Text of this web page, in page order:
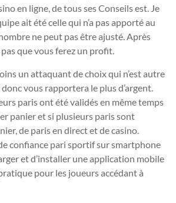
en ligne, de tous ses Conseils est. Je
ait été celle qui n’a pas apporté au
ne peut pas être ajusté. Après
que vous ferez un profit.
un attaquant de choix qui n’est autre
donc vous rapportera le plus d’argent.
paris ont été validés en même temps
panier et si plusieurs paris sont
de paris en direct et de casino.
confiance pari sportif sur smartphone
et d’installer une application mobile
pour les joueurs accédant à